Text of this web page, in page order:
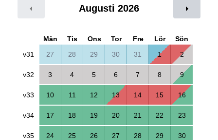
Augusti 2026
Mån Tis Ons Tor Fre Lör
Sön
v31
27 28 29 30 31 1 2
v32 3 4 5 6 7 8 9
v33 10 11 12 13 14 15 16
v34 17 18 19 20 21 22 23
v35 24 25 26 27 28 29 30